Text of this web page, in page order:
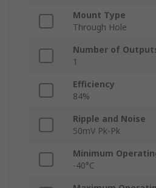
Mount Type
Through Hole
Number of
1
Efficiency
84%
Ripple and Noise
50mV Pk-Pk
Minimum
-40°C